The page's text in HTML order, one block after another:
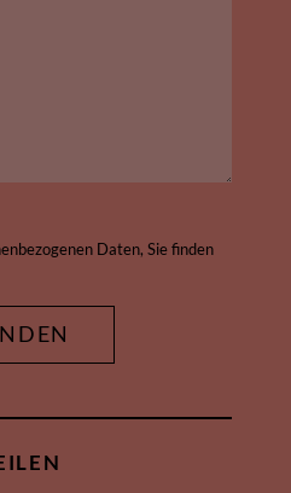
Daten, Sie finden